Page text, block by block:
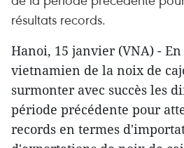
résultats records.
Hanoi, 15 janvier (VNA) -
vietnamien de la noix de
surmonter avec succès les
période précédente pour
records en termes